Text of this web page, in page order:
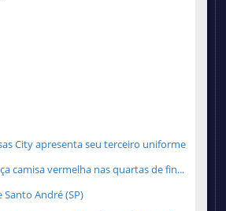
City apresenta seu terceiro uniforme
camisa vermelha nas quartas de fin...
Santo André (SP)